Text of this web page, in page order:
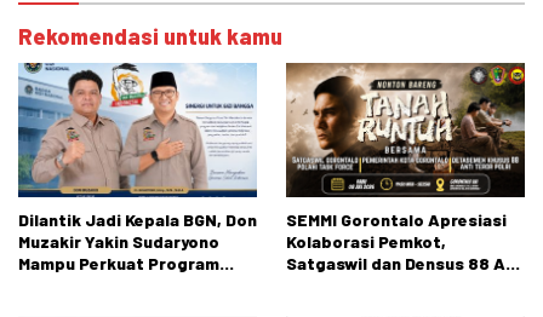
Rekomendasi untuk kamu
Dilantik Jadi Kepala BGN, Don
Muzakir Yakin Sudaryono
Mampu Perkuat Program
SEMMI Gorontalo Apresiasi
Kolaborasi Pemkot,
Satgaswil dan Densus 88 AT